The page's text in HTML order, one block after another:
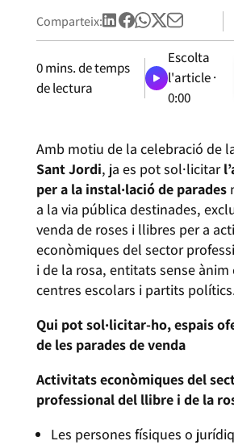
Comparteix:
0mins. de temps
de lectura
Escolta
l'article ·
0:00
Amb motiu de la celebració de
Sant Jordi, ja es pot sol·licitar
per a la instal·lació de parades
a la via pública destinades,
venda de roses i llibres per a
econòmiques del sector
i de la rosa, entitats sense ànim
centres escolars i partits
Qui pot sol·licitar-ho, espais
de les parades de venda
Activitats econòmiques del
professional del llibre i de la
Les persones físiques o